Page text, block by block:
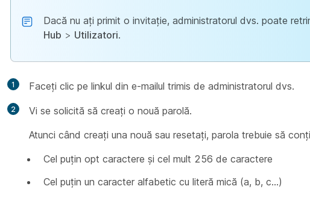
Dacă nu ați primit o invitație, administratorul dvs. poate
Hub > Utilizatori.
1 Faceți clic pe linkul din e-mailul trimis de administratorul dvs.
2
Vi se solicită să creați o nouă parolă.
Atunci când creați una nouă sau resetați, parola trebuie să
Cel puțin opt caractere și cel mult 256 de caractere
Cel puţin un caracter alfabetic cu literă mică (a, b, c…)